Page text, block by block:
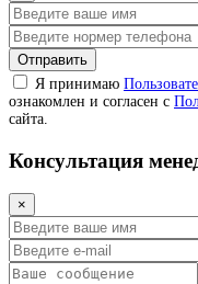
Отправить
Я принимаю
ознакомлен и согласен с
сайта.
Консультация
×